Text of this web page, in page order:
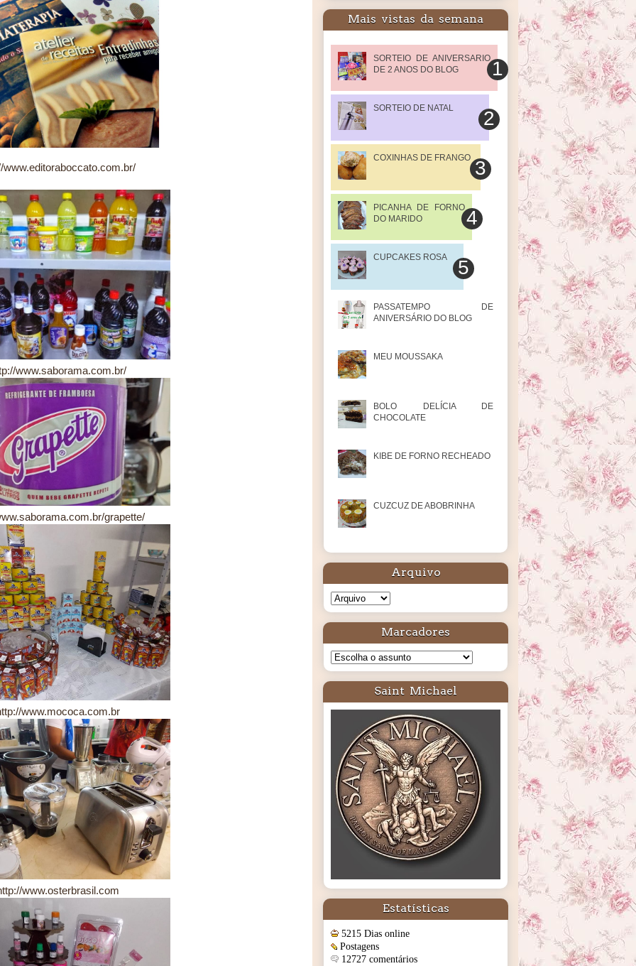
www.editoraboccato.com.br/
www.saborama.com.br/
grapette/
www.mococa.com.br
www.osterbrasil.com
Mais vistas da semana
SORTEIO DE ANIVERSARIO
DE 2 ANOS DO BLOG
SORTEIO DE NATAL
COXINHAS DE FRANGO
PICANHA DE FORNO
DO MARIDO
CUPCAKES ROSA
PASSATEMPO DE
ANIVERSÁRIO DO BLOG
MEU MOUSSAKA
BOLO DELÍCIA DE
CHOCOLATE
KIBE DE FORNO RECHEADO
CUZCUZ DE ABOBRINHA
Arquivo
Marcadores
Saint Michael
Estatísticas
5215 Dias online
Postagens
12727 comentários